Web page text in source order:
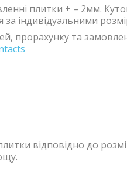
плитки + – 2мм.
за індивідуальними
прорахунку та
відповідно до